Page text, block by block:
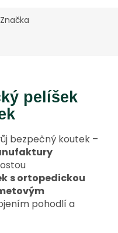
Značka
pelíšek
bezpečný koutek –
s ortopedickou
pohodlí a